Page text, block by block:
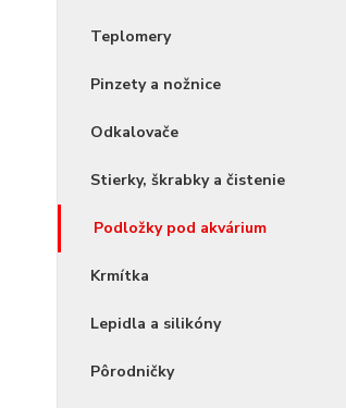
Teplomery
Pinzety a nožnice
Odkalovače
Stierky, škrabky a čistenie
Podložky pod akvárium
Krmítka
Lepidla a silikóny
Pôrodničky